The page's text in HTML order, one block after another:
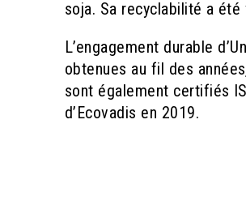
soja. Sa recyclabilité a
L’engagement durable
obtenues au fil des
sont également certifiés
d’Ecovadis en 2019.